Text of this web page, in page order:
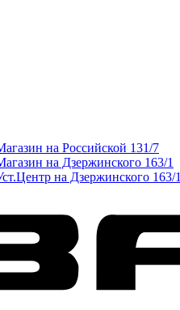
на Российской 131/7
на Дзержинского 163/1
на Дзержинского 163/1